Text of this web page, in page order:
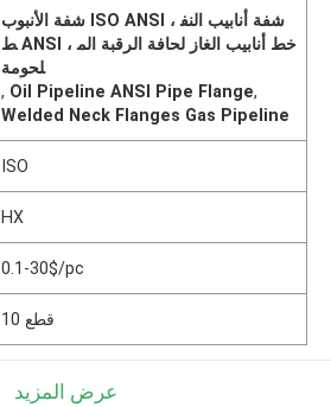
شفة الأنبوب ISO ANSI ، شفة أنابيب النف
ط ANSI ، خط أنابيب الغاز لحافة الرقبة الم
لحومة
, Oil Pipeline ANSI Pipe Flange,
Welded Neck Flanges Gas Pipeline
ISO
HX
0.1-30$/pc
10 قطع
عرض المزيد